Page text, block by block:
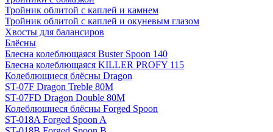
Тройник облитой с каплей и камнем
Тройник облитой с каплей и окуневым глазом
Хвосты для балансиров
Блёсны
Блесна колеблющаяся Buster Spoon 140
Блесна колеблющаяся KILLER PROFY 115
Колеблющиеся блёсны Dragon
ST-07F Dragon Treble 80M
ST-07FD Dragon Double 80M
Колеблющиеся блёсны Forged Spoon
ST-018A Forged Spoon A